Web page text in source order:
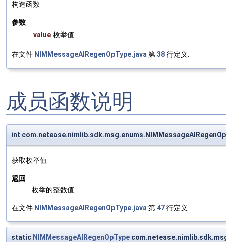
构造函数
参数
value 枚举值
在文件 NIMMessageAIRegenOpType.java第38行定义.
成员函数说明
int
获取枚举值
返回
枚举的整数值
在文件 NIMMessageAIRegenOpType.java 第 47行定义.
static NIMMessageAIRegenOpType